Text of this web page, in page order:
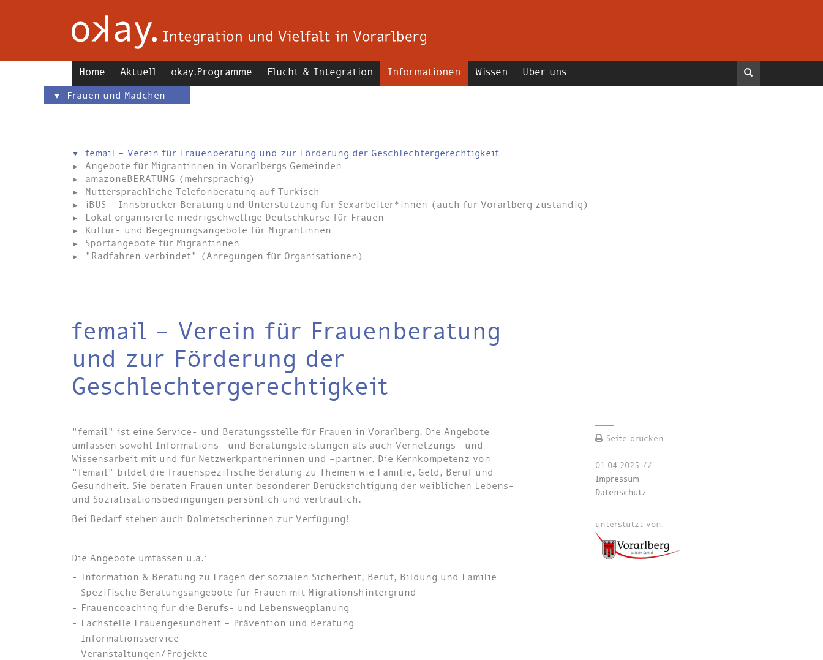
Home Aktuell okay.Programme Flucht & Integration Informationen Wissen Über uns
Frauen und Mädchen
femail – Verein für Frauenberatung und zur Förderung der Geschlechtergerechtigkeit
Angebote für Migrantinnen in Vorarlbergs Gemeinden
amazoneBERATUNG (mehrsprachig)
Muttersprachliche Telefonberatung auf Türkisch
iBUS – Innsbrucker Beratung und Unterstützung für Sexarbeiter*innen (auch für Vorarlberg zuständig)
Lokal organisierte niedrigschwellige Deutschkurse für Frauen
Kultur- und Begegnungsangebote für Migrantinnen
Sportangebote für Migrantinnen
"Radfahren verbindet" (Anregungen für Organisationen)
femail – Verein für Frauenberatung
und zur Förderung der
Geschlechtergerechtigkeit
"femail" ist eine Service- und Beratungsstelle für Frauen in Vorarlberg. Die Angebote
umfassen sowohl Informations- und Beratungsleistungen als auch Vernetzungs- und
Wissensarbeit mit und für Netzwerkpartnerinnen und –partner. Die Kernkompetenz von
"femail" bildet die frauenspezifische Beratung zu Themen wie Familie, Geld, Beruf und
Gesundheit. Sie beraten Frauen unter besonderer Berücksichtigung der weiblichen Lebens-
und Sozialisationsbedingungen persönlich und vertraulich.
Bei Bedarf stehen auch Dolmetscherinnen zur Verfügung!
Die Angebote umfassen u.a.:
Information & Beratung zu Fragen der sozialen Sicherheit, Beruf, Bildung und Familie
Spezifische Beratungsangebote für Frauen mit Migrationshintergrund
Frauencoaching für die Berufs- und Lebenswegplanung
Fachstelle Frauengesundheit – Prävention und Beratung
Informationsservice
Veranstaltungen/Projekte
Seite drucken
01.04.2025 //
Impressum
Datenschutz
unterstützt von: